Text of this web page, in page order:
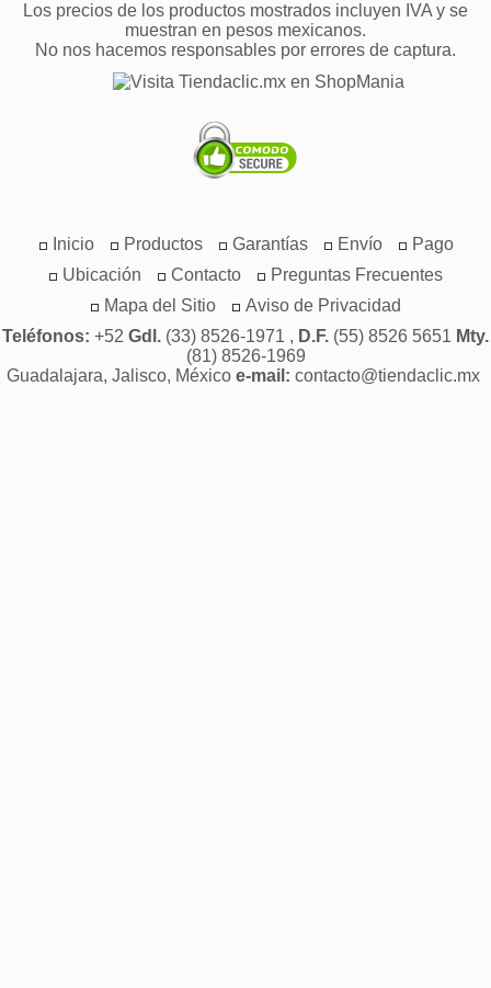
Los precios de los productos mostrados incluyen IVA y se
muestran en pesos mexicanos.
No nos hacemos responsables por errores de captura.
Inicio Productos Garantías Envío
Pago
Ubicación
Contacto
Preguntas Frecuentes
Mapa del Sitio
Aviso de Privacidad
Teléfonos: +52 Gdl. (33) 8526-1971 , D.F. (55) 8526 5651 Mty.
(81) 8526-1969
Guadalajara, Jalisco, México e-mail: contacto@tiendaclic.mx